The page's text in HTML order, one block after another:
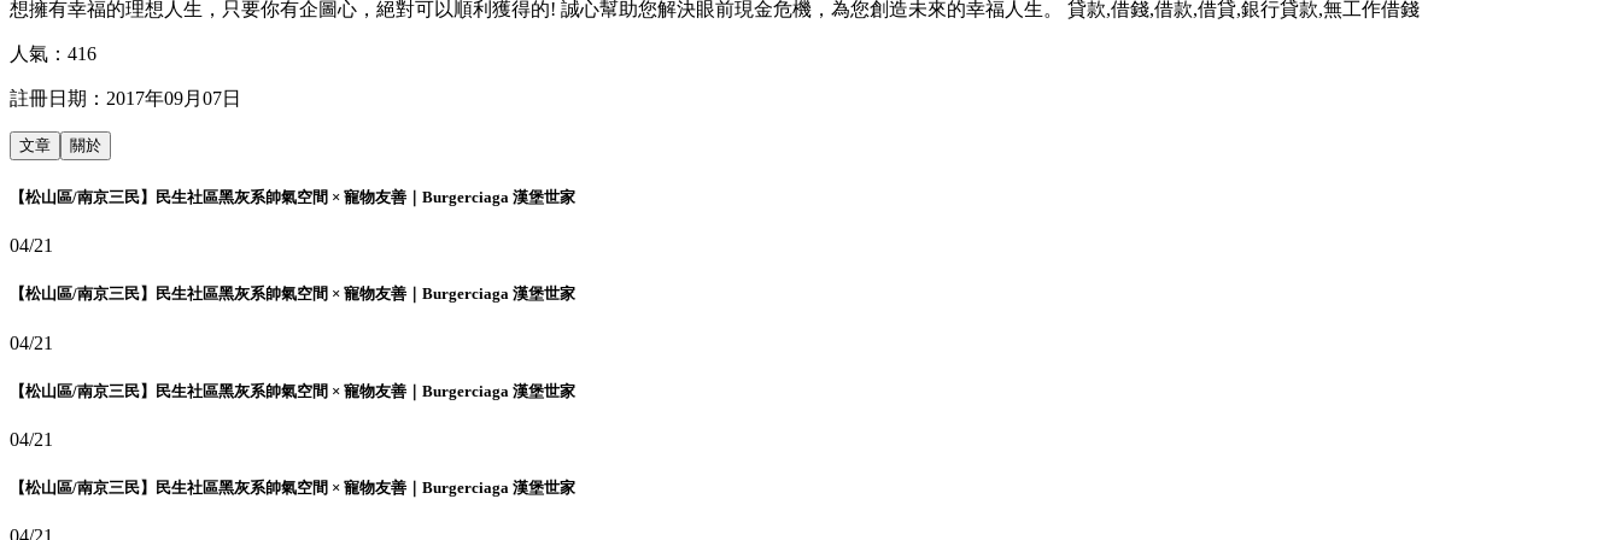
想擁有幸福的理想人生，只要你有企圖心，絕對可以順利獲得的! 誠心幫助您解決眼前現金危機，為您創造未來的幸福人生。 貸款,借錢,借款,借貸,銀行貸款,無工作借錢
人氣： 416
註冊日期： 2017年09月07日
文章 關於
【松山區/南京三民】民生社區黑灰系帥氣空間 × 寵物友善｜Burgerciaga 漢堡世家
04/21
【松山區/南京三民】民生社區黑灰系帥氣空間 × 寵物友善｜Burgerciaga 漢堡世家
04/21
【松山區/南京三民】民生社區黑灰系帥氣空間 × 寵物友善｜Burgerciaga 漢堡世家
04/21
【松山區/南京三民】民生社區黑灰系帥氣空間 × 寵物友善｜Burgerciaga 漢堡世家